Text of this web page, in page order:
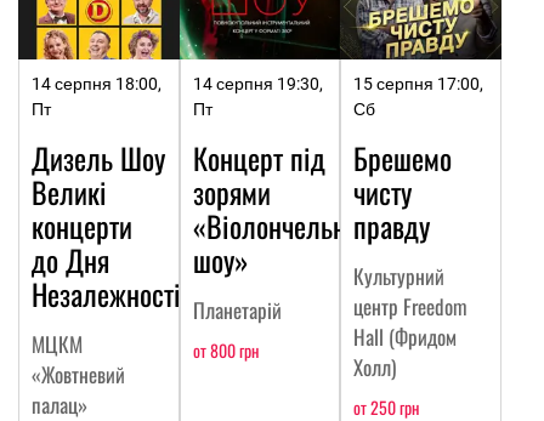
14 серпня 18:00,
Пт
Дизель Шоу
Великі
концерти
до Дня
Незалежності
МЦКМ
«Жовтневий
палац»
14 серпня 19:30,
Пт
Концерт під
зорями
«Віолончельне
шоу»
Планетарій
от 800 грн
15 серпня 17:00,
Сб
Брешемо
чисту
правду
Культурний
центр Freedom
Hall (Фридом
Холл)
от 250 грн